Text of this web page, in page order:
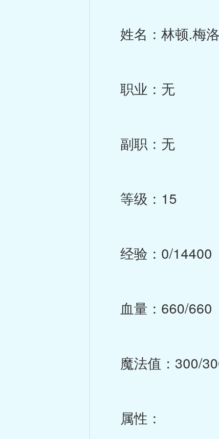
姓名：林顿.梅
职业：无
副职：无
等级：15
经验：0/14400
血量：660/660
魔法值：300/
属性：